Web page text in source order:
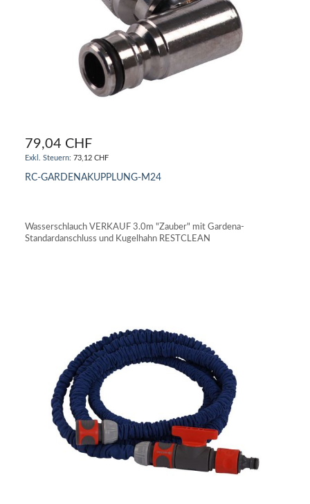
79,04 CHF
73,12 CHF
RC-GARDENAKUPPLUNG-M24
Wasserschlauch VERKAUF 3.0m "Zauber" mit Gardena-
Standardanschluss und Kugelhahn RESTCLEAN